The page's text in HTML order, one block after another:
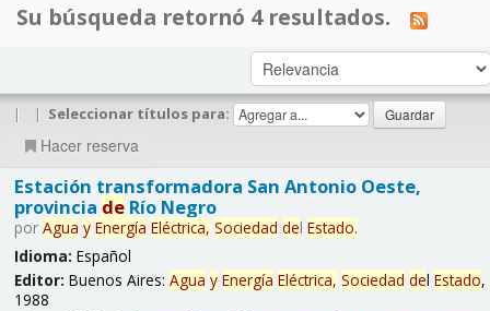
Su búsqueda retornó 4 resultados.
| | Seleccionar títulos para:
Hacer reserva
Estación transformadora San Antonio Oeste,
provincia deRío Negro
por Agua y Energía Eléctrica, Sociedad del Estado.
Idioma: Español
Editor: Buenos Aires: Agua y Energía Eléctrica, Sociedad del Estado,
1988